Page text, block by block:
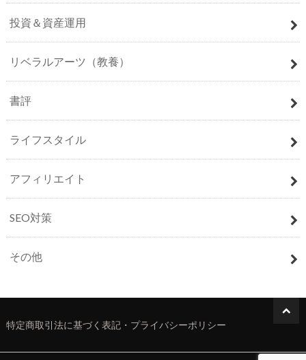
投資＆資産運用
リベラルアーツ（教養）
書評
ライフスタイル
アフィリエイト
SEO対策
その他
特定商取引法に基づく表記・プライバシーポリシー